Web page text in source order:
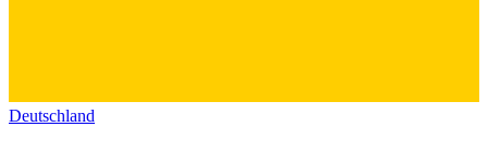
Deutschland